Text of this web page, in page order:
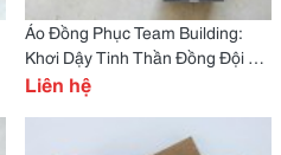
Áo Đồng Phục Team Building:
Khơi Dậy Tinh Thần Đồng Đội &
Lan Tỏa Thương Hiệu
Liên hệ